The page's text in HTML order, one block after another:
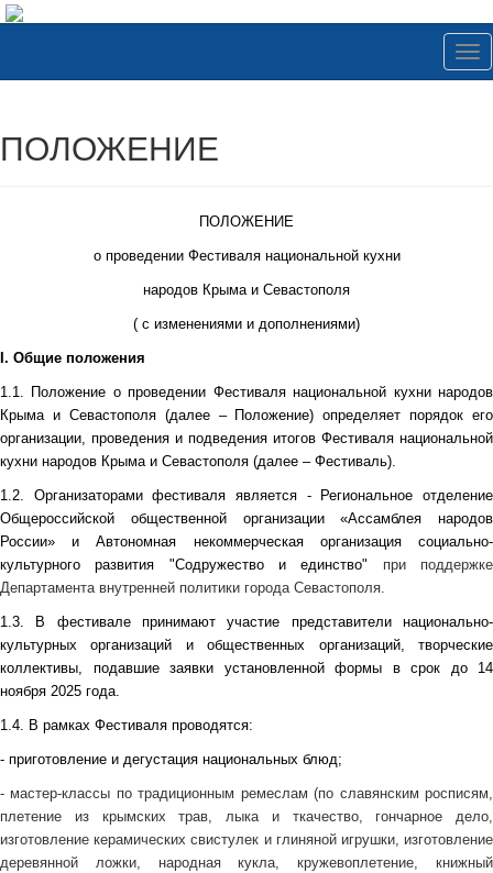
ПОЛОЖЕНИЕ
ПОЛОЖЕНИЕ
о проведении Фестиваля национальной кухни
народов Крыма и Севастополя
( с изменениями и дополнениями)
I. Общие положения
1.1. Положение о проведении Фестиваля национальной кухни народов
Крыма и Севастополя (далее – Положение) определяет порядок его
организации, проведения и подведения итогов Фестиваля национальной
кухни народов Крыма и Севастополя (далее – Фестиваль).
1.2. Организаторами фестиваля является - Региональное отделение
Общероссийской общественной организации «Ассамблея народов
России» и Автономная некоммерческая организация социально-
культурного развития "Содружество и единство" при поддержке
Департамента внутренней политики города Севастополя.
1.3. В фестивале принимают участие представители национально-
культурных организаций и общественных организаций, творческие
коллективы, подавшие заявки установленной формы в срок до 14
ноября 2025 года.
1.4. В рамках Фестиваля проводятся:
- приготовление и дегустация национальных блюд;
- мастер-классы по традиционным ремеслам (по славянским росписям,
плетение из крымских трав, лыка и ткачество, гончарное дело,
изготовление керамических свистулек и глиняной игрушки, изготовление
деревянной ложки, народная кукла, кружевоплетение, книжный